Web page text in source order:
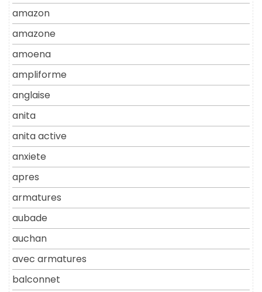
amazon
amazone
amoena
ampliforme
anglaise
anita
anita active
anxiete
apres
armatures
aubade
auchan
avec armatures
balconnet